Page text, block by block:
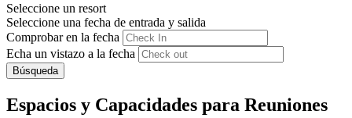
Seleccione un resort
Seleccione una fecha de entrada y salida
Comprobar en la fecha
Echa un vistazo a la fecha
Búsqueda
Espacios y Capacidades para Reuniones